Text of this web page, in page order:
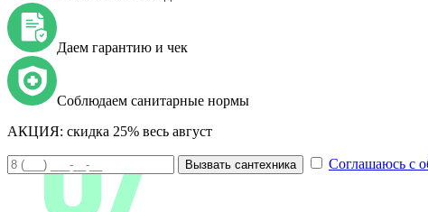
Даем гарантию и чек
Соблюдаем санитарные нормы
АКЦИЯ: скидка 25% весь август
Вызвать сантехника Соглашаюсь с